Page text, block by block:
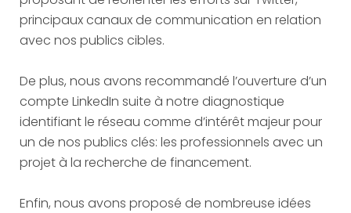
principaux canaux de communication en relation
avec nos publics cibles.
De plus, nous avons recommandé l’ouverture d’un
compte LinkedIn suite à notre diagnostique
identifiant le réseau comme d’intérêt majeur pour
un de nos publics clés: les professionnels avec un
projet à la recherche de financement.
Enfin, nous avons proposé de nombreuse idées